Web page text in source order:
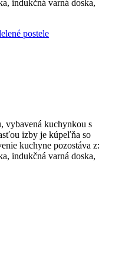
indukčná varná doska,
postele
vybavená kuchynkou s
izby je kúpeľňa so
kuchyne pozostáva z:
indukčná varná doska,